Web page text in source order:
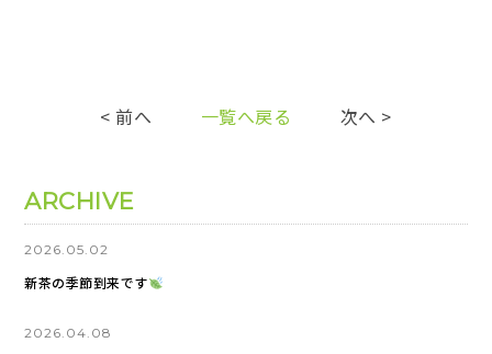
< 前へ 一覧へ戻る 次へ >
ARCHIVE
2026.05.02
新茶の季節到来です
2026.04.08